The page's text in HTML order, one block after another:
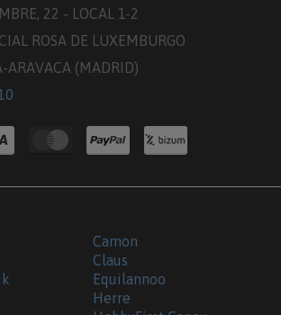
22 - LOCAL 1-2
ROSA DE LUXEMBURGO
ARAVACA (MADRID)
Camon
Claus
Equilannoo
Herre